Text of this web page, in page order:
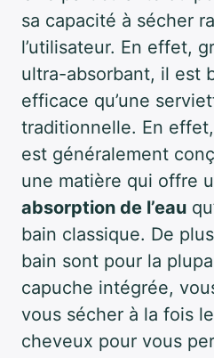
sa capacité à sécher
l’utilisateur. En effet,
ultra-absorbant, il est
efficace qu’une
traditionnelle. En
est généralement
une matière qui offre
absorption de l’eau
bain classique. De
bain sont pour la
capuche intégrée,
vous sécher à la fois
cheveux pour vous